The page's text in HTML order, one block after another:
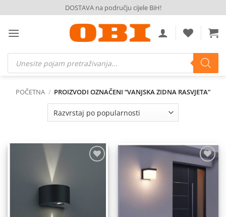
to
content
DOSTAVA na području cijele BiH!
Products
search
POČETNA / PROIZVODI OZNAČENI “VANJSKA ZIDNA RASVJETA”
Dodaj